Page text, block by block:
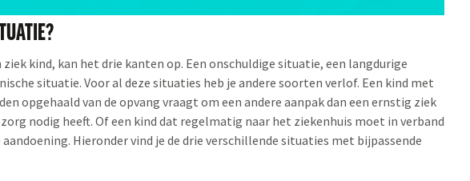
ziek kind, kan het drie kanten op. Een onschuldige situatie, een langdurige
situatie. Voor al deze situaties heb je andere soorten verlof. Een kind met
opgehaald van de opvang vraagt om een andere aanpak dan een ernstig ziek
nodig heeft. Of een kind dat regelmatig naar het ziekenhuis moet in verband
Hieronder vind je de drie verschillende situaties met bijpassende